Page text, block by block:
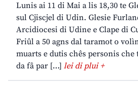
Lunis ai 11 di Mai a lis 18,30 te
sul Cjiscjel di Udin. Glesie
Arcidiocesi di Udine e Clape di
Friûl a 50 agns dal taramot o
muarts e dutis chês personis che
da fâ par […] lei di plui +